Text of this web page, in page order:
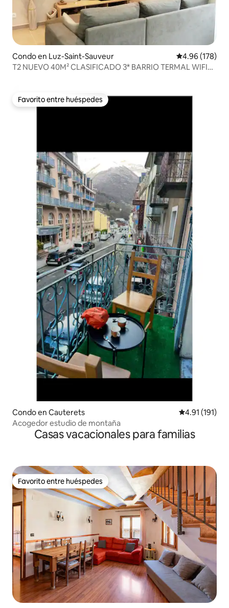
Condo en Luz-Saint-Sauveur Calificación
4.96 (178)
T2 NUEVO 40M² CLASIFICADO 3* BARRIO TERMAL WIFI
Favorito entre huéspedes
Favorito entre huéspedes
Condo en Cauterets Calificación
4.91 (191)
Acogedor estudio de montaña
Casas vacacionales para familias
Favorito entre huéspedes
Favorito entre huéspedes